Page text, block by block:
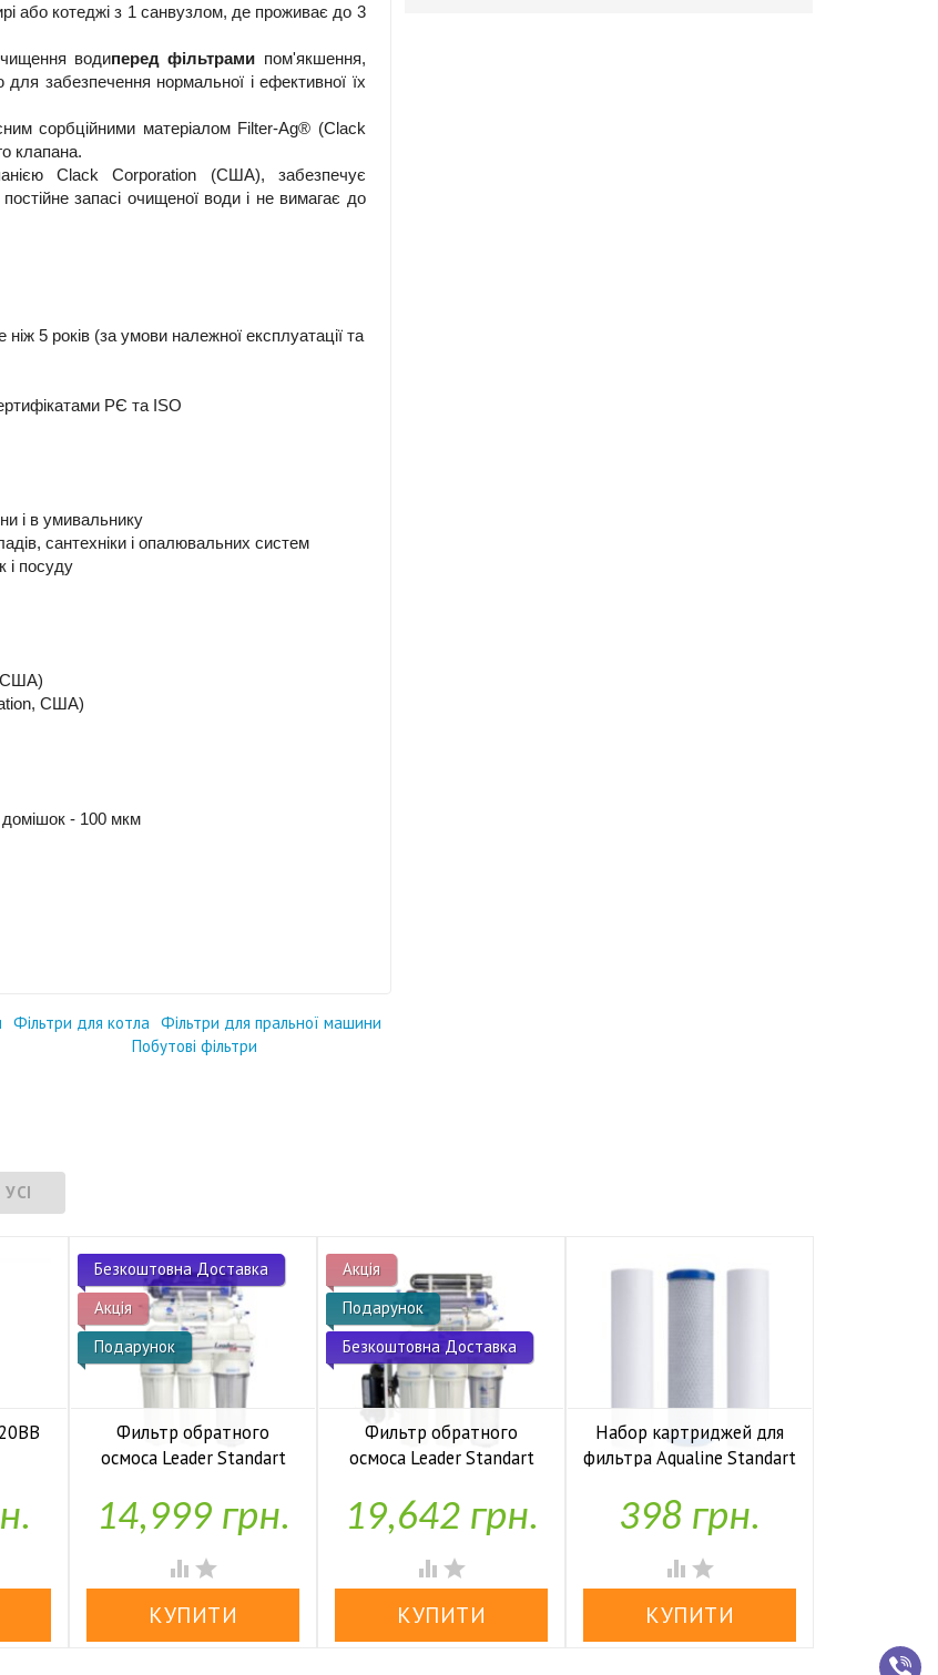
або котеджі з 1 санвузлом, де проживає до 3
водиперед фільтрами пом'якшення,
забезпечення нормальної і ефективної їх
сорбційними матеріалом Filter-Ag® (Clack
клапана.
Clack Corporation (США), забезпечує
запасі очищеної води і не вимагає до
5 років (за умови належної експлуатації та
РЄ та ISO
і в умивальнику
сантехніки і опалювальних систем
і посуду
США)
домішок - 100 мкм
Фільтри для котла Фільтри для пральної машини
Побутові фільтри
Безкоштовна Доставка
Акція
Подарунок
Фильтр обратного
осмоса Leader Standart
У наявності
14,999 грн.
 
Акція
Подарунок
Безкоштовна Доставка
Фильтр обратного
осмоса Leader Standart
У наявності
19,642 грн.
 
Набор картриджей для
фильтра Aqualine Standart
 У наявності
398 грн.
 